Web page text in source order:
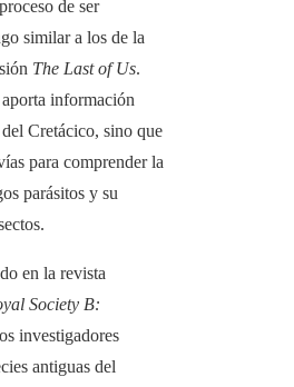
de ser
similar a los de la
The Last of Us.
información
Cretácico, sino que
para comprender la
parásitos y su
en la revista
Society B:
investigadores
antiguas del